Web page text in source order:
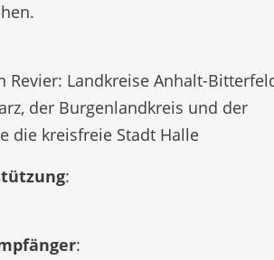
Revier: Landkreise Anhalt-
der Burgenlandkreis und der
die kreisfreie Stadt Halle
:
: